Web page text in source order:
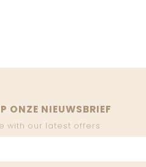
ONZE NIEUWSBRIEF
with our latest offers